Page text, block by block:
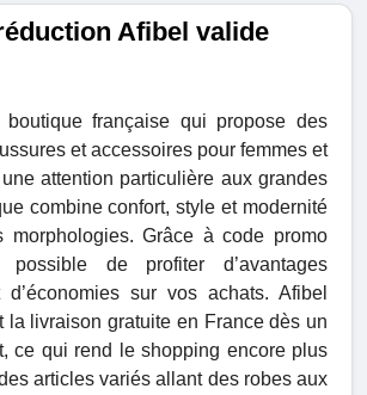
Afibel valide
française qui propose des
et accessoires pour femmes et
attention particulière aux grandes
combine confort, style et modernité
morphologies. Grâce à code promo
de profiter d’avantages
d’économies sur vos achats. Afibel
la livraison gratuite en France dès un
ce qui rend le shopping encore plus
articles variés allant des robes aux